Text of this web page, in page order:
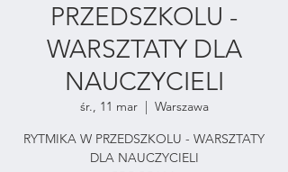
PRZEDSZKOLU -
WARSZTATY DLA
NAUCZYCIELI
śr., 11 mar
  |
Warszawa
RYTMIKA W PRZEDSZKOLU - WARSZTATY
DLA NAUCZYCIELI